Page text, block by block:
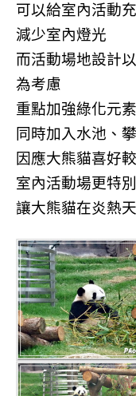
可以給室內活動
減少室內燈光
而活動場地設計
為考慮
重點加強綠化元素
同時加入水池、
因應大熊貓喜好
室內活動場更特
讓大熊貓在炎熱